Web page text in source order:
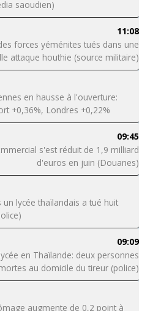
saoudien)
11:08
forces yéménites tués dans une
attaque houthie (source militaire)
en hausse à l'ouverture:
+0,36%, Londres +0,22%
09:45
s'est réduit de 1,9 milliard
d'euros en juin (Douanes)
lycée thaïlandais a tué huit
09:09
en Thaïlande: deux personnes
au domicile du tireur (police)
augmente de 0,2 point à